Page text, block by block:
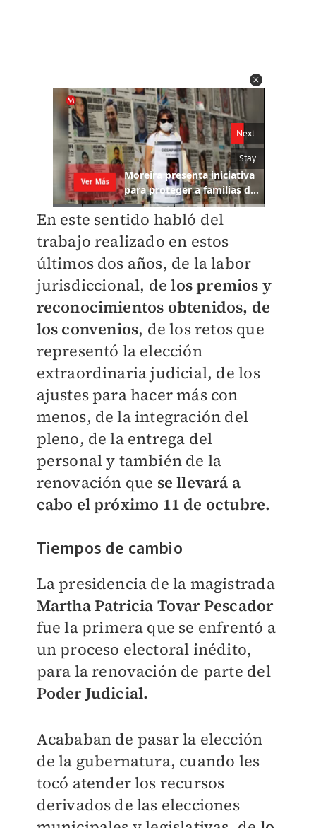
En este sentido habló del
trabajo realizado en estos
últimos dos años, de la labor
jurisdiccional, de los premios y
reconocimientos obtenidos, de
los convenios, de los retos que
representó la elección
extraordinaria judicial, de los
ajustes para hacer más con
menos, de la integración del
pleno, de la entrega del
personal y también de la
renovación que se llevará a
cabo el próximo 11 de octubre.
Tiempos de cambio
La presidencia de la magistrada
Martha Patricia Tovar Pescador
fue la primera que se enfrentó a
un proceso electoral inédito,
para la renovación de parte del
Poder Judicial.
Acababan de pasar la elección
de la gubernatura, cuando les
tocó atender los recursos
derivados de las elecciones